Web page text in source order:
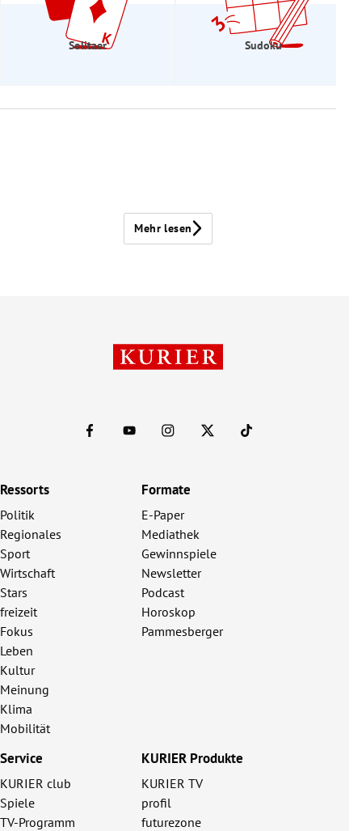
Solitaer Sudoku
Mehr lesen
Ressorts
Politik
Regionales
Sport
Wirtschaft
Stars
freizeit
Fokus
Leben
Kultur
Meinung
Klima
Mobilität
Formate
E-Paper
Mediathek
Gewinnspiele
Newsletter
Podcast
Horoskop
Pammesberger
Service
KURIER club
Spiele
TV-Programm
KURIER Produkte
KURIER TV
profil
futurezone